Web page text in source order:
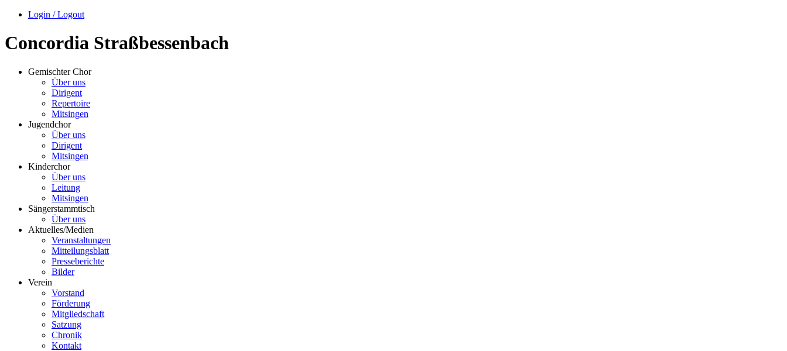
Login / Logout
Concordia Straßbessenbach
Gemischter Chor
Über uns
Dirigent
Repertoire
Mitsingen
Jugendchor
Über uns
Dirigent
Mitsingen
Kinderchor
Über uns
Leitung
Mitsingen
Sängerstammtisch
Über uns
Aktuelles/Medien
Veranstaltungen
Mitteilungsblatt
Presseberichte
Bilder
Verein
Vorstand
Förderung
Mitgliedschaft
Satzung
Chronik
Kontakt